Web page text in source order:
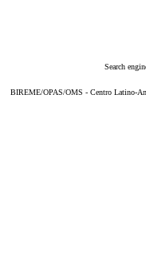
Search
BIREME/OPAS/OMS - Centro Latino-